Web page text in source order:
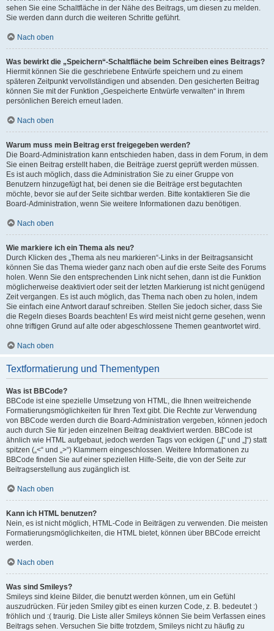
sehen Sie eine Schaltfläche in der Nähe des Beitrags, um diesen zu melden.
Sie werden dann durch die weiteren Schritte geführt.
Nach oben
Was bewirkt die „Speichern“-Schaltfläche beim Schreiben eines Beitrags?
Hiermit können Sie die geschriebene Entwürfe speichern und zu einem
späteren Zeitpunkt vervollständigen und absenden. Den gesicherten Beitrag
können Sie mit der Funktion „Gespeicherte Entwürfe verwalten“ in Ihrem
persönlichen Bereich erneut laden.
Nach oben
Warum muss mein Beitrag erst freigegeben werden?
Die Board-Administration kann entschieden haben, dass in dem Forum, in dem
Sie einen Beitrag erstellt haben, die Beiträge zuerst geprüft werden müssen.
Es ist auch möglich, dass die Administration Sie zu einer Gruppe von
Benutzern hinzugefügt hat, bei denen sie die Beiträge erst begutachten
möchte, bevor sie auf der Seite sichtbar werden. Bitte kontaktieren Sie die
Board-Administration, wenn Sie weitere Informationen dazu benötigen.
Nach oben
Wie markiere ich ein Thema als neu?
Durch Klicken des „Thema als neu markieren“-Links in der Beitragsansicht
können Sie das Thema wieder ganz nach oben auf die erste Seite des Forums
holen. Wenn Sie den entsprechenden Link nicht sehen, dann ist die Funktion
möglicherweise deaktiviert oder seit der letzten Markierung ist nicht genügend
Zeit vergangen. Es ist auch möglich, das Thema nach oben zu holen, indem
Sie einfach eine Antwort darauf schreiben. Stellen Sie jedoch sicher, dass Sie
die Regeln dieses Boards beachten! Es wird meist nicht gerne gesehen, wenn
ohne triftigen Grund auf alte oder abgeschlossene Themen geantwortet wird.
Nach oben
Textformatierung und Thementypen
Was ist BBCode?
BBCode ist eine spezielle Umsetzung von HTML, die Ihnen weitreichende
Formatierungsmöglichkeiten für Ihren Text gibt. Die Rechte zur Verwendung
von BBCode werden durch die Board-Administration vergeben, können jedoch
auch durch Sie für jeden einzelnen Beitrag deaktiviert werden. BBCode ist
ähnlich wie HTML aufgebaut, jedoch werden Tags von eckigen („[“ und „]“) statt
spitzen („<“ und „>“) Klammern eingeschlossen. Weitere Informationen zu
BBCode finden Sie auf einer speziellen Hilfe-Seite, die von der Seite zur
Beitragserstellung aus zugänglich ist.
Nach oben
Kann ich HTML benutzen?
Nein, es ist nicht möglich, HTML-Code in Beiträgen zu verwenden. Die meisten
Formatierungsmöglichkeiten, die HTML bietet, können über BBCode erreicht
werden.
Nach oben
Was sind Smileys?
Smileys sind kleine Bilder, die benutzt werden können, um ein Gefühl
auszudrücken. Für jeden Smiley gibt es einen kurzen Code, z. B. bedeutet :)
fröhlich und :( traurig. Die Liste aller Smileys können Sie beim Verfassen eines
Beitrags sehen. Versuchen Sie bitte trotzdem, Smileys nicht zu häufig zu